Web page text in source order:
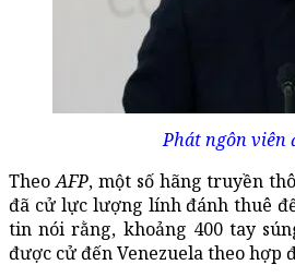
Phát ngôn viên
TheoAFP, một số hãng truyền
đã cử lực lượng lính đánh thuê
tin nói rằng, khoảng 400 tay
được cử đến Venezuela theo hợp